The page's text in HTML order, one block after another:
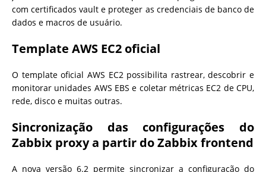
com certificados vault e proteger as credenciais de banco de
dados e macros de usuário.
Template AWS EC2 oficial
O template oficial AWS EC2 possibilita rastrear, descobrir e
monitorar unidades AWS EBS e coletar métricas EC2 de CPU,
rede, disco e muitas outras.
Sincronização das configurações do
Zabbix proxy a partir do Zabbix frontend
A nova versão 6.2 permite sincronizar a configuração do